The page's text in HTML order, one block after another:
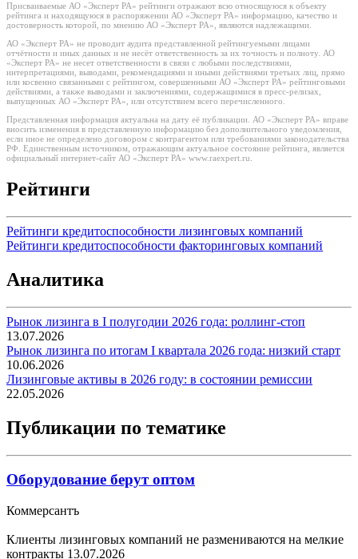
Присваиваемые АО «Эксперт РА» рейтинги отражают всю относящуюся к объекту
рейтинга и находящуюся в распоряжении АО «Эксперт РА» информацию, качество и
достоверность которой, по мнению АО «Эксперт РА», являются надлежащими.
АО «Эксперт РА» не проводит аудита представленной рейтингуемыми лицами
отчётности и иных данных и не несёт ответственность за их точность и полноту. АО
«Эксперт РА» не несет ответственности в связи с любыми последствиями,
интерпретациями, выводами, рекомендациями и иными действиями третьих лиц, прямо
или косвенно связанными с рейтингом, совершенными АО «Эксперт РА» рейтинговыми
действиями, а также выводами и заключениями, содержащимися в пресс-релизах,
выпущенных АО «Эксперт РА», или отсутствием всего перечисленного.
Представленная информация актуальна на дату её публикации. АО «Эксперт РА» вправе
вносить изменения в представленную информацию без дополнительного уведомления,
если иное не определено договором с контрагентом или требованиями законодательства
РФ. Единственным источником, отражающим актуальное состояние рейтинга, является
официальный интернет-сайт АО «Эксперт РА» www.raexpert.ru.
Рейтинги
Рейтинги кредитоспособности лизинговых компаний
Рейтинги кредитоспособности факторинговых компаний
Аналитика
Рынок лизинга в I полугодии 2026 года: роллинг-стоп
13.07.2026
Рынок лизинга по итогам I квартала 2026 года: низкий старт
10.06.2026
Лизинговые активы в 2026 году: в состоянии ремиссии
22.05.2026
Публикации по тематике
Оборудование берут оптом
Коммерсантъ
Клиенты лизинговых компаний не размениваются на мелкие
контракты 13.07.2026